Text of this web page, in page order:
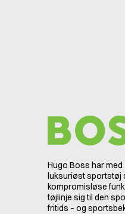
Hugo Boss har med
luksuriøst sportstøj
kompromisløse
tøjlinje sig til den
fritids – og